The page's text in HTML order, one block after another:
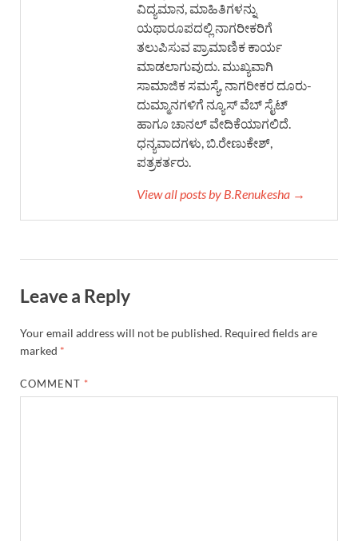
ವಿದ್ಯಮಾನ, ಮಾಹಿತಿಗಳನ್ನು
ಯಥಾರೂಪದಲ್ಲಿ ನಾಗರೀಕರಿಗೆ
ತಲುಪಿಸುವ ಪ್ರಾಮಾಣಿಕ ಕಾರ್ಯ
ಮಾಡಲಾಗುವುದು. ಮುಖ್ಯವಾಗಿ
ಸಾಮಾಜಿಕ ಸಮಸ್ಯೆ, ನಾಗರೀಕರ ದೂರು-
ದುಮ್ಮಾನಗಳಿಗೆ ನ್ಯೂಸ್ ವೆಬ್ ಸೈಟ್
ಹಾಗೂ ಚಾನಲ್ ವೇದಿಕೆಯಾಗಲಿದೆ.
ಧನ್ಯವಾದಗಳು, ಬಿ.ರೇಣುಕೇಶ್,
ಪತ್ರಕರ್ತರು.
View all posts by B.Renukesha →
Leave a Reply
Your email address will not be published. Required fields are
marked *
COMMENT *